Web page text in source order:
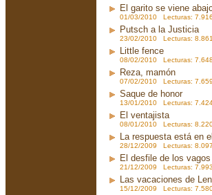
El garito se viene
01/03/2010 Lecturas: 7.916
Putsch a la Justicia
23/02/2010 Lecturas: 8.861
Little fence
08/02/2010 Lecturas: 7.648
Reza, mamón
07/02/2010 Lecturas: 7.659
Saque de honor
13/01/2010 Lecturas:
El ventajista
08/01/2010 Lecturas:
La respuesta está en
28/12/2009 Lecturas: 8.097
El desfile de los vagos
21/12/2009 Lecturas: 7.993
Las vacaciones de
15/12/2009 Lecturas: